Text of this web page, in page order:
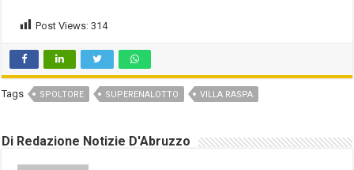
Post Views: 314
Tags SPOLTORE SUPERENALOTTO VILLA RASPA
Di Redazione Notizie D'Abruzzo